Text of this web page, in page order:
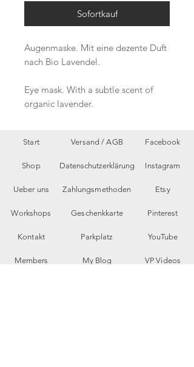
Sofortkauf
Augenmaske. Mit eine dezente Duft
nach Bio Lavendel.
Eye mask. With a subtle scent of
organic lavender.
Start
Shop
Ueber uns
Workshops
Kontakt
Members
Versand /AGB
Datenschutzerklärung
Zahlungsmethoden
Geschenkkarte
Parkplatz
My Blog
Facebook
Instagram
Etsy
Pinterest
YouTube
VP Videos